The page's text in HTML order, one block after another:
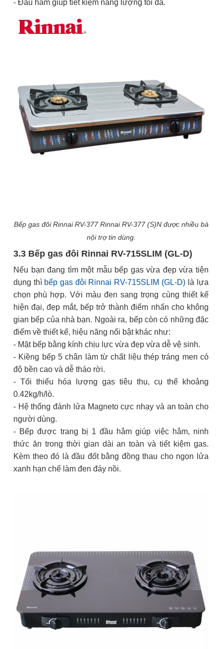
- Đầu hâm giúp tiết kiệm năng lượng tối đa.
Bếp gas đôi Rinnai RV-377 Rinnai RV-377 (S)N được nhiều bà
nội trợ tin dùng.
3.3 Bếp gas đôi Rinnai RV-715SLIM (GL-D)
Nếu bạn đang tìm một mẫu bếp gas vừa đẹp vừa tiện
dụng thì bếp gas đôi Rinnai RV-715SLIM (GL-D) là lựa
chọn phù hợp. Với màu đen sang trọng cùng thiết kế
hiện đại, đẹp mắt, bếp trở thành điểm nhấn cho không
gian bếp của nhà bạn. Ngoài ra, bếp còn có những đặc
điểm về thiết kế, hiệu năng nổi bật khác như:
- Mặt bếp bằng kính chịu lực vừa đẹp vừa dễ vệ sinh.
- Kiềng bếp 5 chân làm từ chất liệu thép tráng men có
độ bền cao và dễ tháo rời.
- Tối thiểu hóa lượng gas tiêu thụ, cụ thể khoảng
0.42kg/h/lò.
- Hệ thống đánh lửa Magneto cực nhạy và an toàn cho
người dùng.
- Bếp được trang bị 1 đầu hâm giúp việc hâm, ninh
thức ăn trong thời gian dài an toàn và tiết kiệm gas.
Kèm theo đó là đầu đốt bằng đồng thau cho ngọn lửa
xanh hạn chế làm đen đáy nồi.